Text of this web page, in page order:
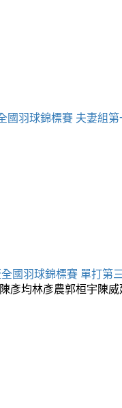
國羽球錦標賽 夫妻組第
國羽球錦標賽 單打第
彥均林彥農郭桓宇陳